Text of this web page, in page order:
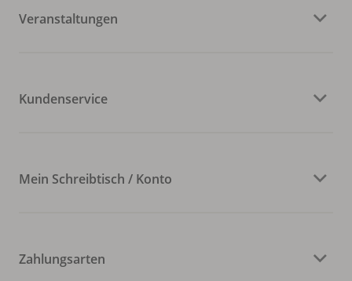
Veranstaltungen
Kundenservice
Mein Schreibtisch / Konto
Zahlungsarten